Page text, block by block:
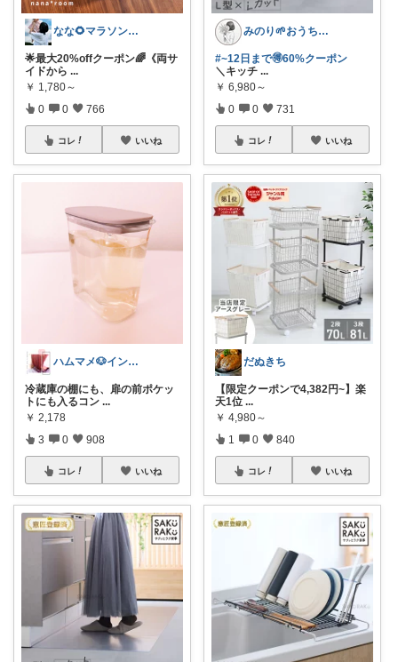
なな🌻マラソンまとめコレ作成中✨️
🌟最大20%offクーポン🌈《両サ
イドから ...
￥ 1,780～
0 0 766
コレ いいね
ハムマメ🐶インテリア・キッチン🌸
冷蔵庫の棚にも、扉の前ポケッ
トにも入るコン ...
￥ 2,178
3 0 908
コレ いいね
みのり🌱おうち時間充実item
#~12日まで🉐60%クーポン
＼キッチ ...
￥ 6,980～
0 0 731
コレ いいね
だぬきち
【限定クーポンで4,382円~】楽
天1位 ...
￥ 4,980～
1 0 840
コレ いいね